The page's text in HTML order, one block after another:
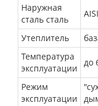
Наружная
сталь сталь
Утеплитель
Температура
эксплуатации
до
Режим
эксплуатации